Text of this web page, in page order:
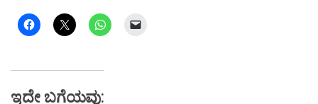
ಇದೇ ಬಗೆಯವು: